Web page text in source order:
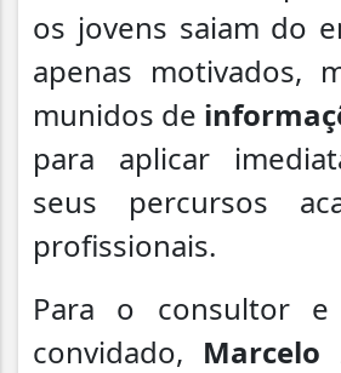
os jovens saiam do
apenas motivados,
munidos de
para aplicar
seus percursos
profissionais.
Para o consultor e
convidado, Marcelo